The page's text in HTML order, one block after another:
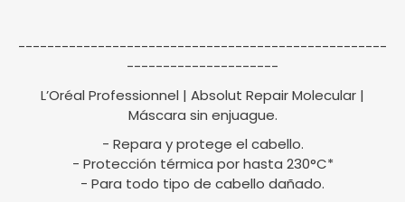
---------------------------------------------------
---------------------
L’Oréal Professionnel | Absolut Repair Molecular |
Máscara sin enjuague.
- Repara y protege el cabello.
- Protección térmica por hasta 230°C*
- Para todo tipo de cabello dañado.